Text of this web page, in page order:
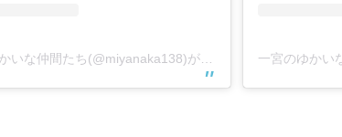
一宮のゆかいな仲間たち(@miyanaka138)がシェアした投稿